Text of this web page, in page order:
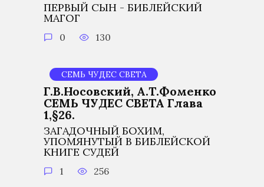
ПЕРВЫЙ СЫН - БИБЛЕЙСКИЙ
МАГОГ
0 130
СЕМЬ ЧУДЕС СВЕТА
Г.В.Носовский, А.Т.Фоменко
СЕМЬ ЧУДЕС СВЕТА Глава
1,§26.
ЗАГАДОЧНЫЙ БОХИМ,
УПОМЯНУТЫЙ В БИБЛЕЙСКОЙ
КНИГЕ СУДЕЙ
1 256